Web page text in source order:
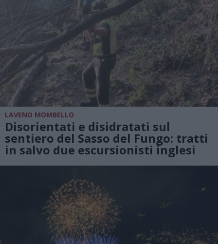
LAVENO MOMBELLO
Disorientati e disidratati sul
sentiero del Sasso del Fungo: tratti
in salvo due escursionisti inglesi